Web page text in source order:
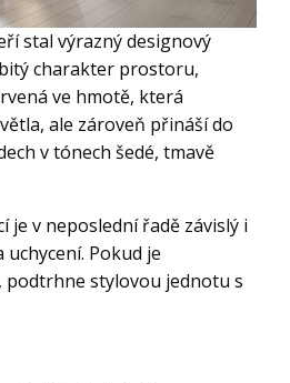
stal výrazný designový
charakter prostoru,
ve hmotě, která
ale zároveň přináší do
v tónech šedé, tmavě
je v neposlední řadě závislý i
Pokud je
podtrhne stylovou jednotu s